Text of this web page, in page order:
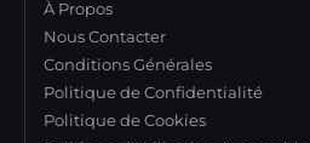
À Propos
Nous Contacter
Conditions Générales
Politique de Confidentialité
Politique de Cookies